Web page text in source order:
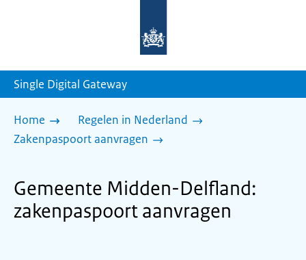
homepage
Single Digital Gateway
Home
Regelen in Nederland
Zakenpaspoort aanvragen
Gemeente Midden-Delfland:
zakenpaspoort aanvragen